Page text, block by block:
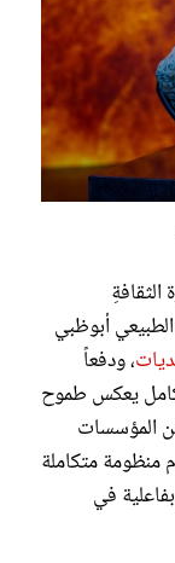
أبوظبي
، ودفعاً
يعكس طموح
المؤسسات
منظومة متكاملة
في